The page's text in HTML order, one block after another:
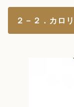
２－２．カロ